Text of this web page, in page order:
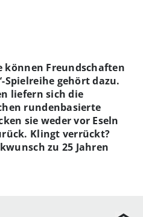
können Freundschaften
Spielreihe gehört dazu.
liefern sich die
rundenbasierte
sie weder vor Eseln
Klingt verrückt?
zu 25 Jahren